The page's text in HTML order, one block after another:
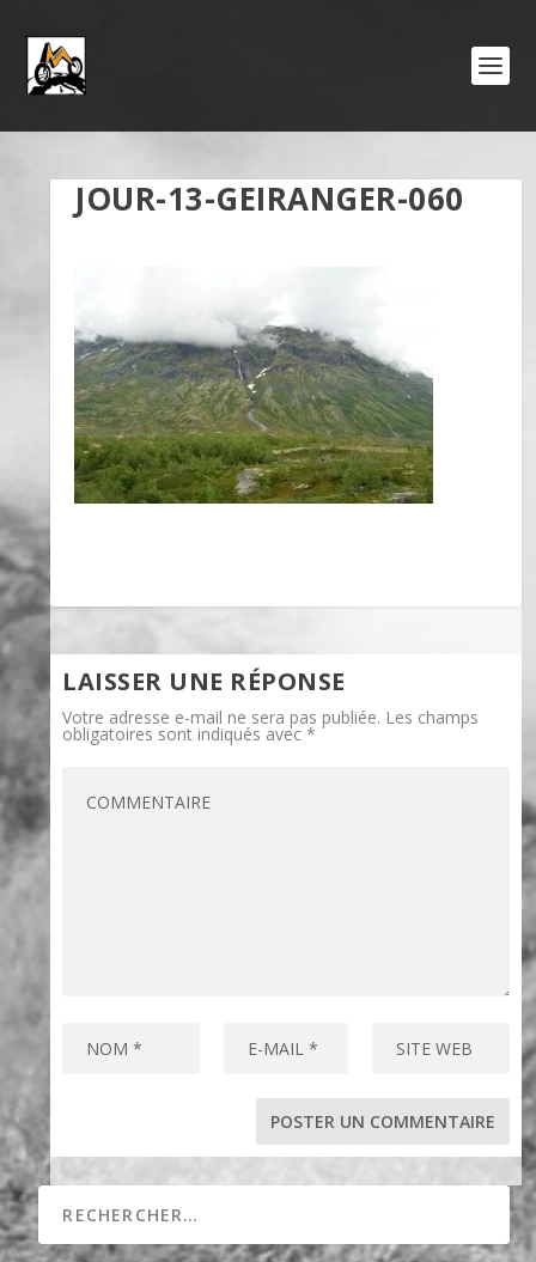
JOUR-13-GEIRANGER-060
LAISSER UNE RÉPONSE
Votre adresse e-mail ne sera pas publiée. Les champs
obligatoires sont indiqués avec*